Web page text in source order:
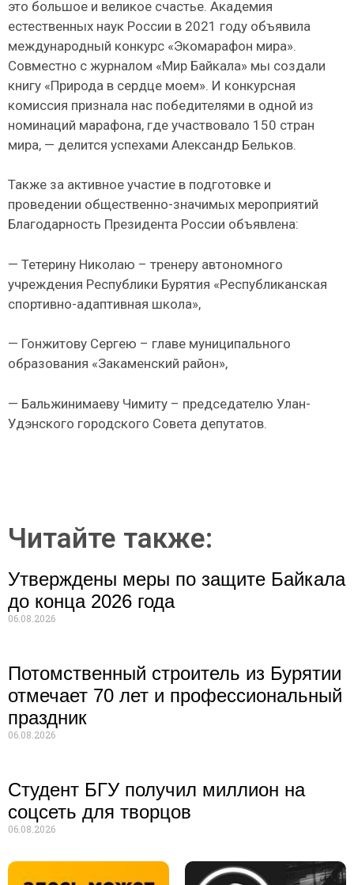
это большое и великое счастье. Академия
естественных наук России в 2021 году объявила
международный конкурс «Экомарафон мира».
Совместно с журналом «Мир Байкала» мы создали
книгу «Природа в сердце моем». И конкурсная
комиссия признала нас победителями в одной из
номинаций марафона, где участвовало 150 стран
мира, — делится успехами Александр Бельков.
Также за активное участие в подготовке и
проведении общественно-значимых мероприятий
Благодарность Президента России объявлена:
— Тетерину Николаю – тренеру автономного
учреждения Республики Бурятия «Республиканская
спортивно-адаптивная школа»,
— Гонжитову Сергею – главе муниципального
образования «Закаменский район»,
— Бальжинимаеву Чимиту – председателю Улан-
Удэнского городского Совета депутатов.
Читайте также:
Утверждены меры по защите Байкала
до конца 2026 года
06.08.2026
Потомственный строитель из Бурятии
отмечает 70 лет и профессиональный
праздник
06.08.2026
Студент БГУ получил миллион на
соцсеть для творцов
06.08.2026